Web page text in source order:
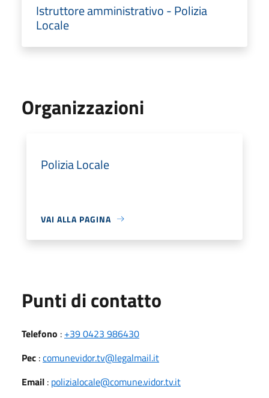
Istruttore amministrativo - Polizia
Locale
Organizzazioni
Polizia Locale
VAI ALLA PAGINA
Punti di contatto
Telefono : +39 0423 986430
Pec :comunevidor.tv@legalmail.it
Email : polizialocale@comune.vidor.tv.it